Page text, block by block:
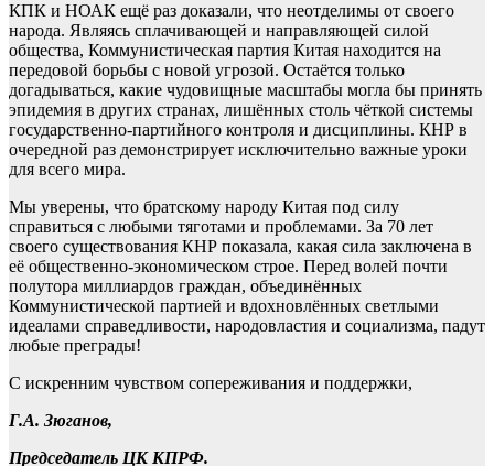
КПК и НОАК ещё раз доказали, что неотделимы от своего
народа. Являясь сплачивающей и направляющей силой
общества, Коммунистическая партия Китая находится на
передовой борьбы с новой угрозой. Остаётся только
догадываться, какие чудовищные масштабы могла бы принять
эпидемия в других странах, лишённых столь чёткой системы
государственно-партийного контроля и дисциплины. КНР в
очередной раз демонстрирует исключительно важные уроки
для всего мира.
Мы уверены, что братскому народу Китая под силу
справиться с любыми тяготами и проблемами. За 70 лет
своего существования КНР показала, какая сила заключена в
её общественно-экономическом строе. Перед волей почти
полутора миллиардов граждан, объединённых
Коммунистической партией и вдохновлённых светлыми
идеалами справедливости, народовластия и социализма, падут
любые преграды!
С искренним чувством сопереживания и поддержки,
Г.А. Зюганов,
Председатель ЦК КПРФ.